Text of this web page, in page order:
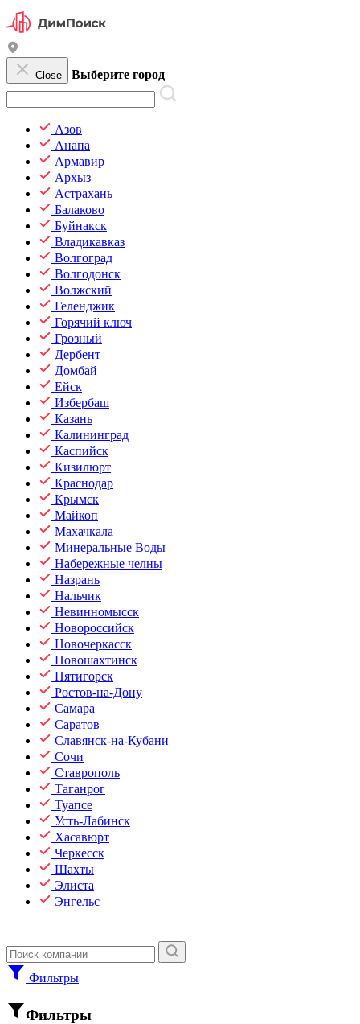
Close Выберите город
Азов
Анапа
Армавир
Архыз
Астрахань
Балаково
Буйнакск
Владикавказ
Волгоград
Волгодонск
Волжский
Геленджик
Горячий ключ
Грозный
Дербент
Домбай
Ейск
Избербаш
Казань
Калининград
Каспийск
Кизилюрт
Краснодар
Крымск
Майкоп
Махачкала
Минеральные Воды
Набережные челны
Назрань
Нальчик
Невинномысск
Новороссийск
Новочеркасск
Новошахтинск
Пятигорск
Ростов-на-Дону
Самара
Саратов
Славянск-на-Кубани
Сочи
Ставрополь
Таганрог
Туапсе
Усть-Лабинск
Хасавюрт
Черкесск
Шахты
Элиста
Энгельс
Фильтры
Фильтры